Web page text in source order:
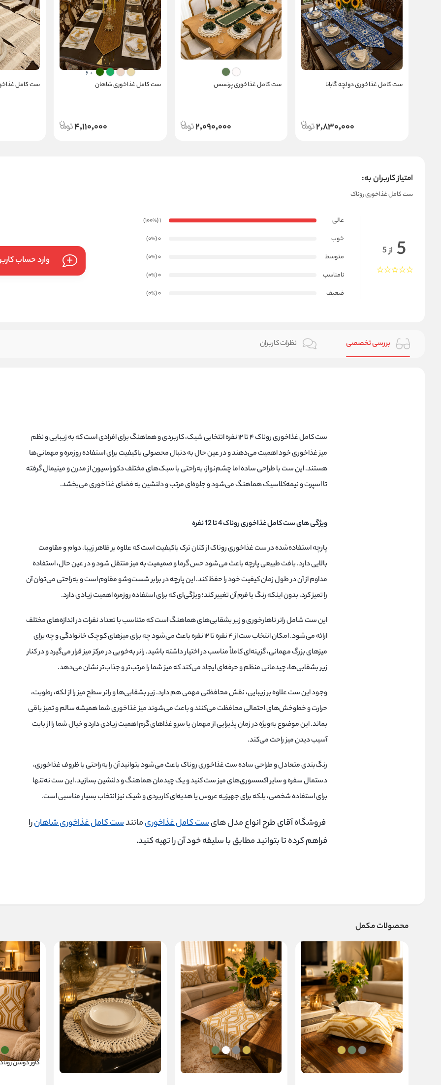
ست کامل غذاخوری دولچه گابانا
2,830,000
ست کامل غذاخوری پرنسس
2,090,000
+ 6
ست کامل غذاخوری شاهان
4,110,000
ست کامل
امتیاز کاربران به:
ست کامل غذاخوری روناک
5 از 5
عالی 1
(100
%
)
خوب
0
(0
%
)
متوسط
0
(0
%
)
نامناسب
0
(0
%
)
ضعیف
0
(0
%
)
وارد حساب
بررسی تخصصی نظرات کاربران
ست کامل غذاخوری روناک ۴ تا ۱۲ نفره انتخابی شیک، کاربردی و هماهنگ برای افرادی است که به زیبایی و نظم
میز غذاخوری خود اهمیت می‌دهند و در عین حال به دنبال محصولی باکیفیت برای استفاده روزمره و مهمانی‌ها
هستند. این ست با طراحی ساده اما چشم‌نواز، به‌راحتی با سبک‌های مختلف دکوراسیون از مدرن و مینیمال گرفته
تا اسپرت و نیمه‌کلاسیک هماهنگ می‌شود و جلوه‌ای مرتب و دلنشین به فضای غذاخوری می‌بخشد.
ویژگی های ست کامل غذاخوری روناک 4 تا 12 نفره
پارچه استفاده‌شده در ست غذاخوری روناک از کتان ترک باکیفیت است که علاوه بر ظاهر زیبا، دوام و مقاومت
بالایی دارد. بافت طبیعی پارچه باعث می‌شود حس گرما و صمیمیت به میز منتقل شود و در عین حال، استفاده
مداوم از آن در طول زمان کیفیت خود را حفظ کند. این پارچه در برابر شست‌وشو مقاوم است و به‌راحتی می‌توان آن
را تمیز کرد، بدون اینکه رنگ یا فرم آن تغییر کند؛ ویژگی‌ای که برای استفاده روزمره اهمیت زیادی دارد.
این ست شامل رانر ناهارخوری و زیر بشقابی‌های هماهنگ است که متناسب با تعداد نفرات در اندازه‌های مختلف
ارائه می‌شود. امکان انتخاب ست از ۴ نفره تا ۱۲ نفره باعث می‌شود چه برای میزهای کوچک خانوادگی و چه برای
میزهای بزرگ مهمانی، گزینه‌ای کاملاً مناسب در اختیار داشته باشید. رانر به‌خوبی در مرکز میز قرار می‌گیرد و در کنار
زیر بشقابی‌ها، چیدمانی منظم و حرفه‌ای ایجاد می‌کند که میز شما را مرتب‌تر و جذاب‌تر نشان می‌دهد.
وجود این ست علاوه بر زیبایی، نقش محافظتی مهمی هم دارد. زیر بشقابی‌ها و رانر سطح میز را از لکه، رطوبت،
حرارت و خط‌وخش‌های احتمالی محافظت می‌کنند و باعث می‌شوند میز غذاخوری شما همیشه سالم و تمیز باقی
بماند. این موضوع به‌ویژه در زمان پذیرایی از مهمان یا سرو غذاهای گرم اهمیت زیادی دارد و خیال شما را از بابت
آسیب دیدن میز راحت می‌کند.
رنگ‌بندی متعادل و طراحی ساده ست غذاخوری روناک باعث می‌شود بتوانید آن را به‌راحتی با ظروف غذاخوری،
دستمال سفره و سایر اکسسوری‌های میز ست کنید و یک چیدمان هماهنگ و دلنشین بسازید. این ست نه‌تنها
برای استفاده شخصی، بلکه برای جهیزیه عروس یا هدیه‌ای کاربردی و شیک نیز انتخاب بسیار مناسبی است.
فروشگاه آقای طرح انواع مدل هایست کامل غذاخوریمانندست کامل غذاخوری شاهانرا
فراهم کرده تا بتوانید مطابق با سلیقه خود آن را تهیه کنید.
محصولات مکمل
جعبه دستمال روناک رانر رومیزی روناک زیربشقابی روناک کاور کوسن